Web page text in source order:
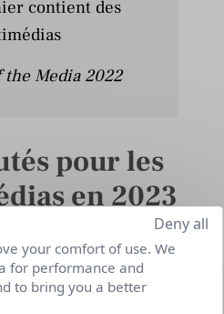
contient des
the Media 2022
pour les
en 2023
les dernières nouveautés
digitale des
au replay du webinar
your comfort of use. We
for performance and
to bring you a better
Deny all